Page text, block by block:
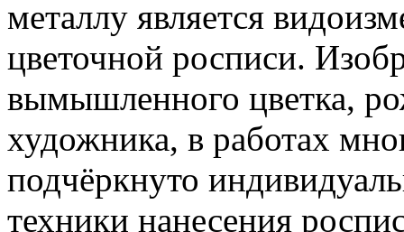
металлу является
цветочной росписи.
вымышленного цветка,
художника, в работах
подчёркнуто
техники нанесения